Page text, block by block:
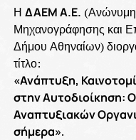
Η ΔΑΕΜ Α.Ε. (Ανώνυμη
Μηχανογράφησης και
Δήμου Αθηναίων)
τίτλο:
«Ανάπτυξη,
στην Αυτοδιοίκηση:
Αναπτυξιακών
σήμερα».